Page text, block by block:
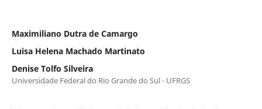
Maximiliano Dutra de Camargo
Luisa Helena Machado Martinato
Denise Tolfo Silveira
Universidade Federal do Rio Grande do Sul - UFRGS